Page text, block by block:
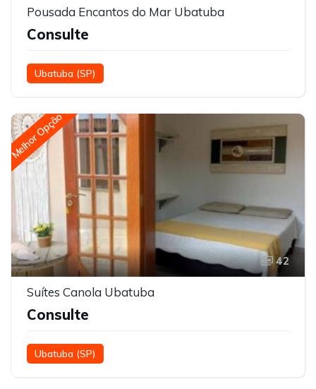
Pousada Encantos do Mar Ubatuba
Consulte
Ubatuba (SP)
Melhor Opção
42
Suítes Canola Ubatuba
Consulte
Ubatuba (SP)